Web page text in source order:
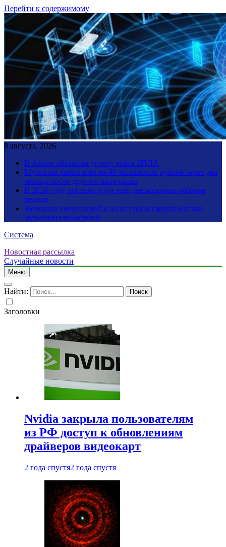
Перейти к содержимому
8 августа, 2026
В Анапе объявили угрозу атаки БПЛА
Мужчина разбогател на 80 миллионов рублей через два
месяца после другого выигрыша
В 2026 году россиян ждут еще две короткие рабочие
недели
Женщина увидела рай и ад на грани смерти и стала
мультимиллионершей
Система
Новостная рассылка
Случайные новости
Меню
Найти:
Заголовки
Nvidia закрыла пользователям
из РФ доступ к обновлениям
драйверов видеокарт
2 года спустя2 года спустя